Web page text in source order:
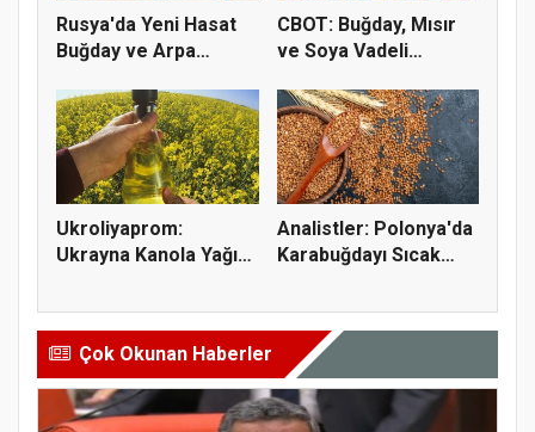
Rusya'da Yeni Hasat
Buğday ve Arpa
CBOT: Buğday, Mısır
ve Soya Vadeli
Ukroliyaprom:
Ukrayna Kanola Yağı
Analistler: Polonya'da
Karabuğdayı Sıcak
Çok Okunan Haberler